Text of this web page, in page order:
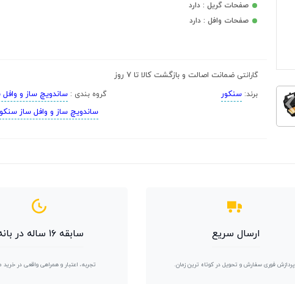
صفحات گریل : دارد
صفحات وافل : دارد
گارانتی ضمانت اصالت و بازگشت کالا تا 7 روز
برند:سنکور گروه بندی :ساندویچ ساز و وافل
ساندویچ ساز و وافل ساز
ارسال سریع
پردازش فوری سفارش و تحویل در کوتاه ترین زمان.
سابقه ۱۶ ساله در بانه
تجربه، اعتبار و همراهی واقعی در